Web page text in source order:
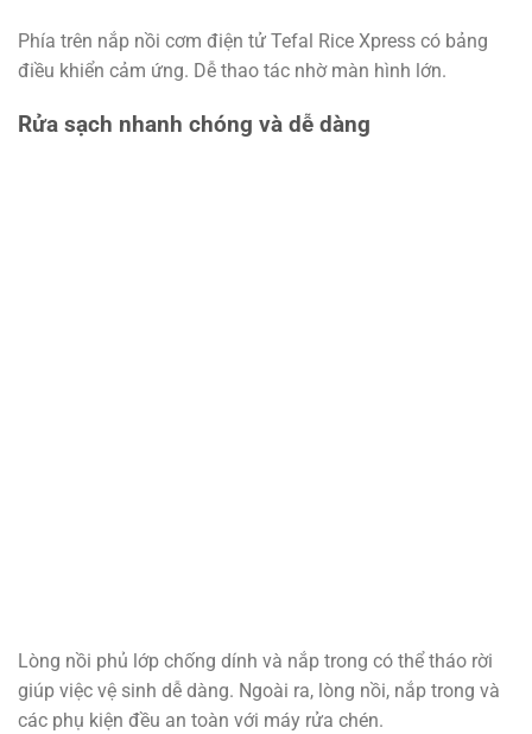
Phía trên nắp nồi cơm điện tử Tefal Rice Xpress có bảng
điều khiển cảm ứng. Dễ thao tác nhờ màn hình lớn.
Rửa sạch nhanh chóng và dễ dàng
Lòng nồi phủ lớp chống dính và nắp trong có thể tháo rời
giúp việc vệ sinh dễ dàng. Ngoài ra, lòng nồi, nắp trong và
các phụ kiện đều an toàn với máy rửa chén.